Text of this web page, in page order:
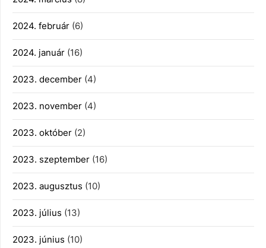
2024. február (6)
2024. január (16)
2023. december (4)
2023. november (4)
2023. október (2)
2023. szeptember (16)
2023. augusztus (10)
2023. július (13)
2023. június (10)